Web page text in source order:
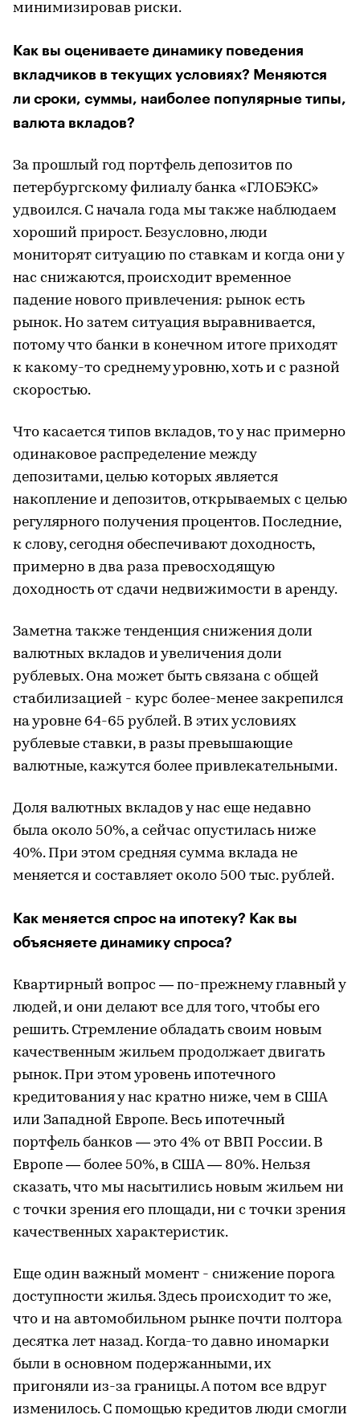
минимизировав риски.
Как вы оцениваете динамику поведения
вкладчиков в текущих условиях? Меняются
ли сроки, суммы, наиболее популярные типы,
валюта вкладов?
За прошлый год портфель депозитов по
петербургскому филиалу банка «ГЛОБЭКС»
удвоился. С начала года мы также наблюдаем
хороший прирост. Безусловно, люди
мониторят ситуацию по ставкам и когда они у
нас снижаются, происходит временное
падение нового привлечения: рынок есть
рынок. Но затем ситуация выравнивается,
потому что банки в конечном итоге приходят
к какому-то среднему уровню, хоть и с разной
скоростью.
Что касается типов вкладов, то у нас примерно
одинаковое распределение между
депозитами, целью которых является
накопление и депозитов, открываемых с целью
регулярного получения процентов. Последние,
к слову, сегодня обеспечивают доходность,
примерно в два раза превосходящую
доходность от сдачи недвижимости в аренду.
Заметна также тенденция снижения доли
валютных вкладов и увеличения доли
рублевых. Она может быть связана с общей
стабилизацией - курс более-менее закрепился
на уровне 64-65 рублей. В этих условиях
рублевые ставки, в разы превышающие
валютные, кажутся более привлекательными.
Доля валютных вкладов у нас еще недавно
была около 50%, а сейчас опустилась ниже
40%. При этом средняя сумма вклада не
меняется и составляет около 500 тыс. рублей.
Как меняется спрос на ипотеку? Как вы
объясняете динамику спроса?
Квартирный вопрос — по-прежнему главный у
людей, и они делают все для того, чтобы его
решить. Стремление обладать своим новым
качественным жильем продолжает двигать
рынок. При этом уровень ипотечного
кредитования у нас кратно ниже, чем в США
или Западной Европе. Весь ипотечный
портфель банков — это 4% от ВВП России. В
Европе — более 50%, в США — 80%. Нельзя
сказать, что мы насытились новым жильем ни
с точки зрения его площади, ни с точки зрения
качественных характеристик.
Еще один важный момент - снижение порога
доступности жилья. Здесь происходит то же,
что и на автомобильном рынке почти полтора
десятка лет назад. Когда-то давно иномарки
были в основном подержанными, их
пригоняли из-за границы. А потом все вдруг
изменилось. С помощью кредитов люди смогли